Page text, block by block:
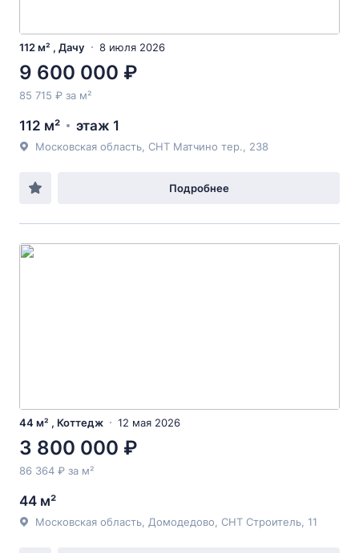
112 м² , Дачу 8 июля 2026
9 600 000 ₽
85 715 ₽ за м²
112 м² этаж 1
Московская область, СНТ Матчино тер., 238
Подробнее
44 м² , Коттедж 12 мая 2026
3 800 000 ₽
86 364 ₽ за м²
44 м²
Московская область, Домодедово, СНТ Строитель, 11